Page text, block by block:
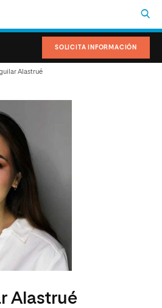
SOLICITA INFORMACIÓN
Alastrué
Alastrué